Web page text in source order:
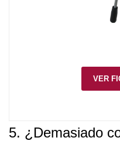
VER
5. ¿Demasiado